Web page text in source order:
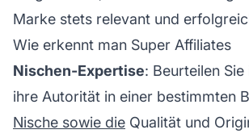
Marke stets relevant und
Wie erkennt man Super Affiliates
Nischen-Expertise: Beurteilen
ihre Autorität in einer bestimmten
Nische sowie die Qualität und